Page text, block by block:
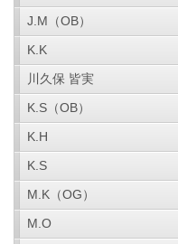
J.M（OB）
K.K
川久保 皆実
K.S（OB）
K.H
K.S
M.K（OG）
M.O